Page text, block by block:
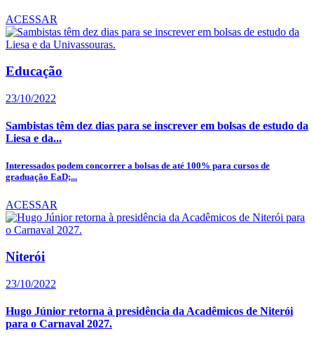
ACESSAR
Educação
23/10/2022
Sambistas têm dez dias para se inscrever em bolsas de estudo da
Liesa e da...
Interessados podem concorrer a bolsas de até 100% para cursos de
graduação EaD;...
ACESSAR
Niterói
23/10/2022
Hugo Júnior retorna à presidência da Acadêmicos de Niterói
para o Carnaval 2027.